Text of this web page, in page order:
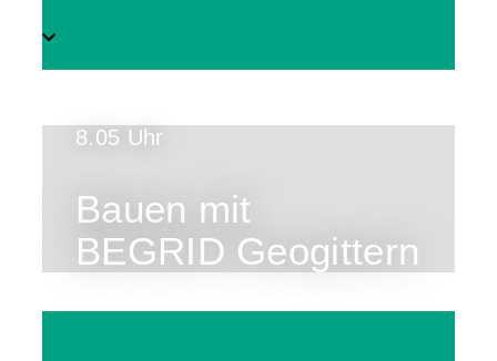
8.05 Uhr
Bauen mit
BEGRID Geogittern